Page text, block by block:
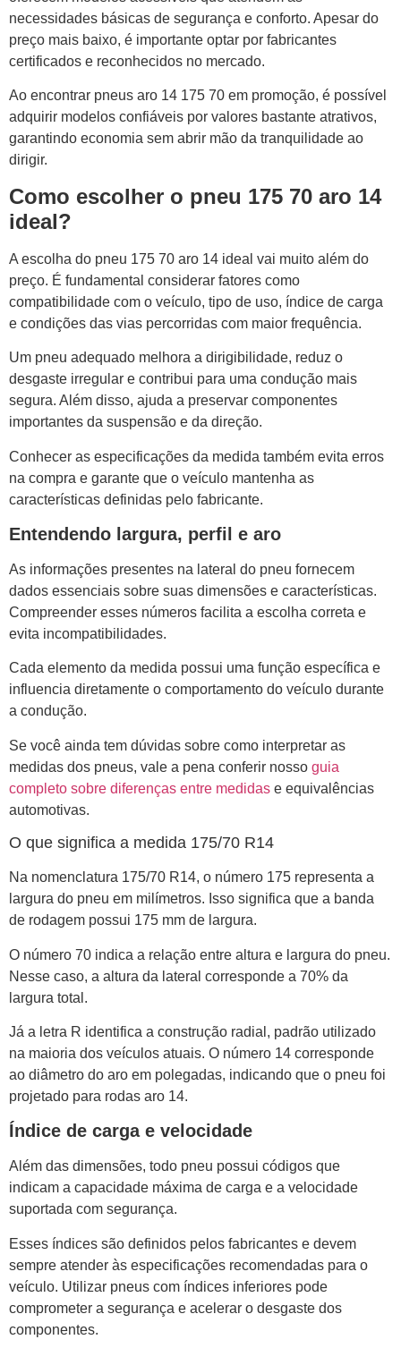
necessidades básicas de segurança e conforto. Apesar do
preço mais baixo, é importante optar por fabricantes
certificados e reconhecidos no mercado.
Ao encontrar pneus aro 14 175 70 em promoção, é possível
adquirir modelos confiáveis por valores bastante atrativos,
garantindo economia sem abrir mão da tranquilidade ao
dirigir.
Como escolher o pneu 175 70 aro 14
ideal?
A escolha do pneu 175 70 aro 14 ideal vai muito além do
preço. É fundamental considerar fatores como
compatibilidade com o veículo, tipo de uso, índice de carga
e condições das vias percorridas com maior frequência.
Um pneu adequado melhora a dirigibilidade, reduz o
desgaste irregular e contribui para uma condução mais
segura. Além disso, ajuda a preservar componentes
importantes da suspensão e da direção.
Conhecer as especificações da medida também evita erros
na compra e garante que o veículo mantenha as
características definidas pelo fabricante.
Entendendo largura, perfil e aro
As informações presentes na lateral do pneu fornecem
dados essenciais sobre suas dimensões e características.
Compreender esses números facilita a escolha correta e
evita incompatibilidades.
Cada elemento da medida possui uma função específica e
influencia diretamente o comportamento do veículo durante
a condução.
Se você ainda tem dúvidas sobre como interpretar as
medidas dos pneus, vale a pena conferir nosso guia
completo sobre diferenças entre medidas e equivalências
automotivas.
O que significa a medida 175/70 R14
Na nomenclatura 175/70 R14, o número 175 representa a
largura do pneu em milímetros. Isso significa que a banda
de rodagem possui 175 mm de largura.
O número 70 indica a relação entre altura e largura do pneu.
Nesse caso, a altura da lateral corresponde a 70% da
largura total.
Já a letra R identifica a construção radial, padrão utilizado
na maioria dos veículos atuais. O número 14 corresponde
ao diâmetro do aro em polegadas, indicando que o pneu foi
projetado para rodas aro 14.
Índice de carga e velocidade
Além das dimensões, todo pneu possui códigos que
indicam a capacidade máxima de carga e a velocidade
suportada com segurança.
Esses índices são definidos pelos fabricantes e devem
sempre atender às especificações recomendadas para o
veículo. Utilizar pneus com índices inferiores pode
comprometer a segurança e acelerar o desgaste dos
componentes.